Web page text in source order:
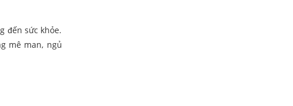
đến sức khỏe.
mê man, ngủ